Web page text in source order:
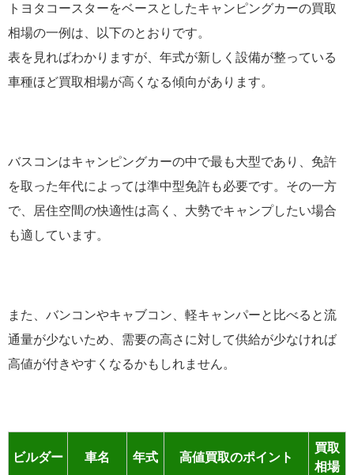
トヨタコースターをベースとしたキャンピングカーの買取
相場の一例は、以下のとおりです。
表を見ればわかりますが、年式が新しく設備が整っている
車種ほど買取相場が高くなる傾向があります。
バスコンはキャンピングカーの中で最も大型であり、免許
を取った年代によっては準中型免許も必要です。その一方
で、居住空間の快適性は高く、大勢でキャンプしたい場合
も適しています。
また、バンコンやキャブコン、軽キャンパーと比べると流
通量が少ないため、需要の高さに対して供給が少なければ
高値が付きやすくなるかもしれません。
ビルダー 車名 年式 高値買取のポイント
買取
相場